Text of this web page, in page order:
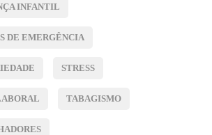
INFANTIL
DE EMERGÊNCIA
STRESS
TABAGISMO